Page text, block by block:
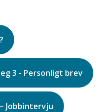
3 - Personligt brev
Jobbintervju